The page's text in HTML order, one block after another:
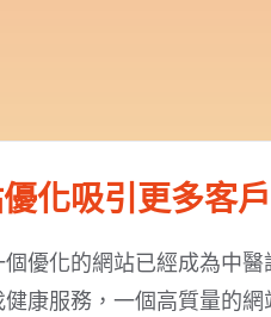
化吸引更多客
優化的網站已經成為中
康服務，一個高質量的